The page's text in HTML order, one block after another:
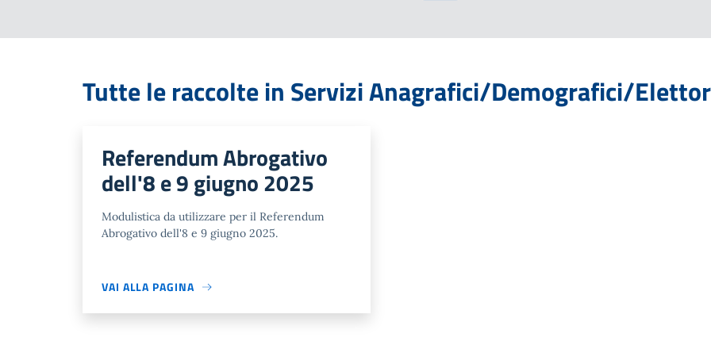
Tutte le raccolte in Servizi Anagrafici/Demografici/
Referendum Abrogativo
dell'8 e 9 giugno 2025
Modulistica da utilizzare per il Referendum
Abrogativo dell'8 e 9 giugno 2025.
VAI ALLA PAGINA